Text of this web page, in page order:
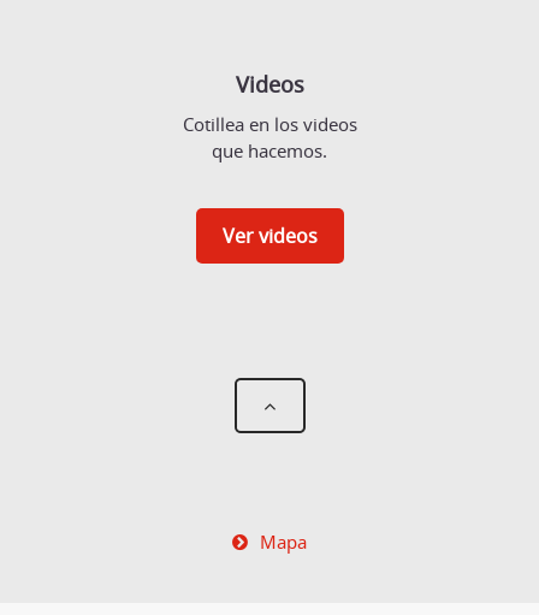
Videos
Cotillea en los videos
que hacemos.
Ver videos
Mapa